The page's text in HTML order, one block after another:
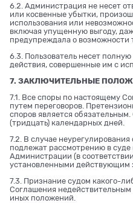
6.2. Администрация не несет
или косвенные убытки,
использования или
включая упущенную выгоду,
предупреждала о возможности
6.3. Пользователь несет
действия, совершенные им с
7. ЗАКЛЮЧИТЕЛЬНЫЕ
7.1. Все споры по настоящему
путем переговоров.
споров является
(тридцать) календарных дней.
7.2. В случае
подлежат рассмотрению в
Администрации (в
установленными действующим
7.3. Признание судом какого-
Соглашения недействительным
иных положений.